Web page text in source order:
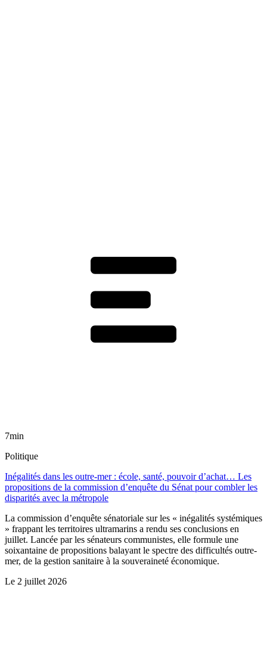
7min
Politique
Inégalités dans les outre-mer : école, santé, pouvoir d’achat… Les
propositions de la commission d’enquête du Sénat pour combler les
disparités avec la métropole
La commission d’enquête sénatoriale sur les « inégalités systémiques
» frappant les territoires ultramarins a rendu ses conclusions en
juillet. Lancée par les sénateurs communistes, elle formule une
soixantaine de propositions balayant le spectre des difficultés outre-
mer, de la gestion sanitaire à la souveraineté économique.
Le 2 juillet 2026